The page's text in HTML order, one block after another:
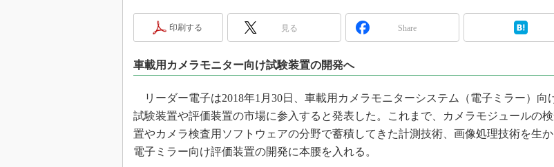
エレクトロニクス入門（EDN
踊るバズワード ～Behind the
Buzzword
で起こること
光伝送技術を知る
“異端児エンジニア”が仕掛けた社内
改革、執念の180日
印刷する 見る Share
車載用カメラモニター向け試験装置の開発へ
リーダー電子は2018年1月30日、車載用カメラモニターシステム（電子ミラー）向
試験装置や評価装置の市場に参入すると発表した。これまで、カメラモジュールの
置やカメラ検査用ソフトウェアの分野で蓄積してきた計測技術、画像処理技術を生か
電子ミラー向け評価装置の開発に本腰を入れる。